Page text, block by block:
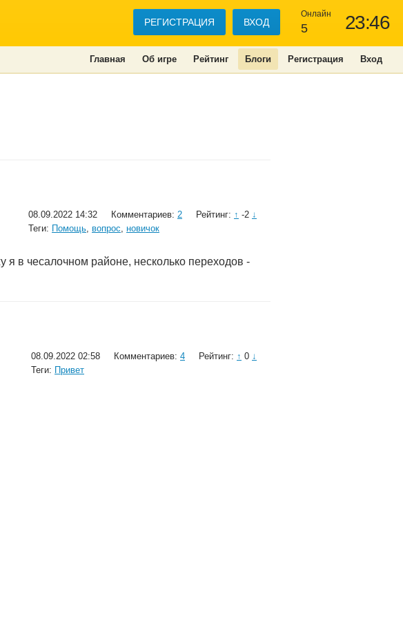
23:46
Онлайн
5
РЕГИСТРАЦИЯ ВХОД
Главная Об игре Рейтинг Блоги Регистрация Вход
08.09.2022 14:32 Комментариев: 2 Рейтинг: ↑ -2 ↓
Теги: Помощь, вопрос, новичок
я в чесалочном районе, несколько переходов -
08.09.2022 02:58 Комментариев: 4 Рейтинг: ↑ 0 ↓
Теги: Привет